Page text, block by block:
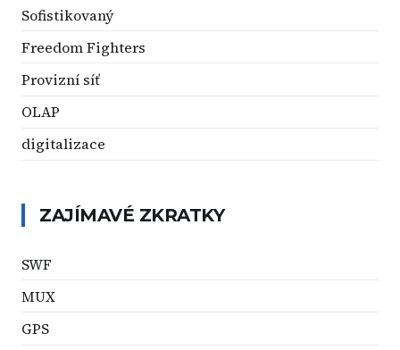
Sofistikovaný
Freedom Fighters
Provizní síť
OLAP
digitalizace
ZAJÍMAVÉ ZKRATKY
SWF
MUX
GPS